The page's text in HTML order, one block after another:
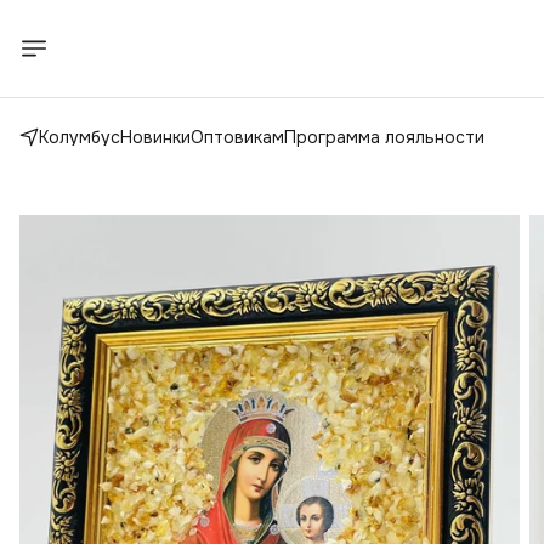
КолумбусНовинкиОптовикамПрограмма лояльности